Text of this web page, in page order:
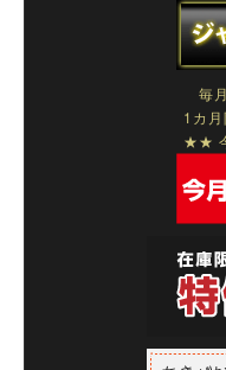
毎
1カ
★★